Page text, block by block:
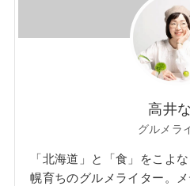
高井
グルメラ
「北海道」と「食」をこよ
幌育ちのグルメライター。